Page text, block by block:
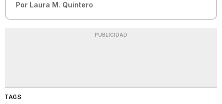
Por Laura M. Quintero
PUBLICIDAD
TAGS